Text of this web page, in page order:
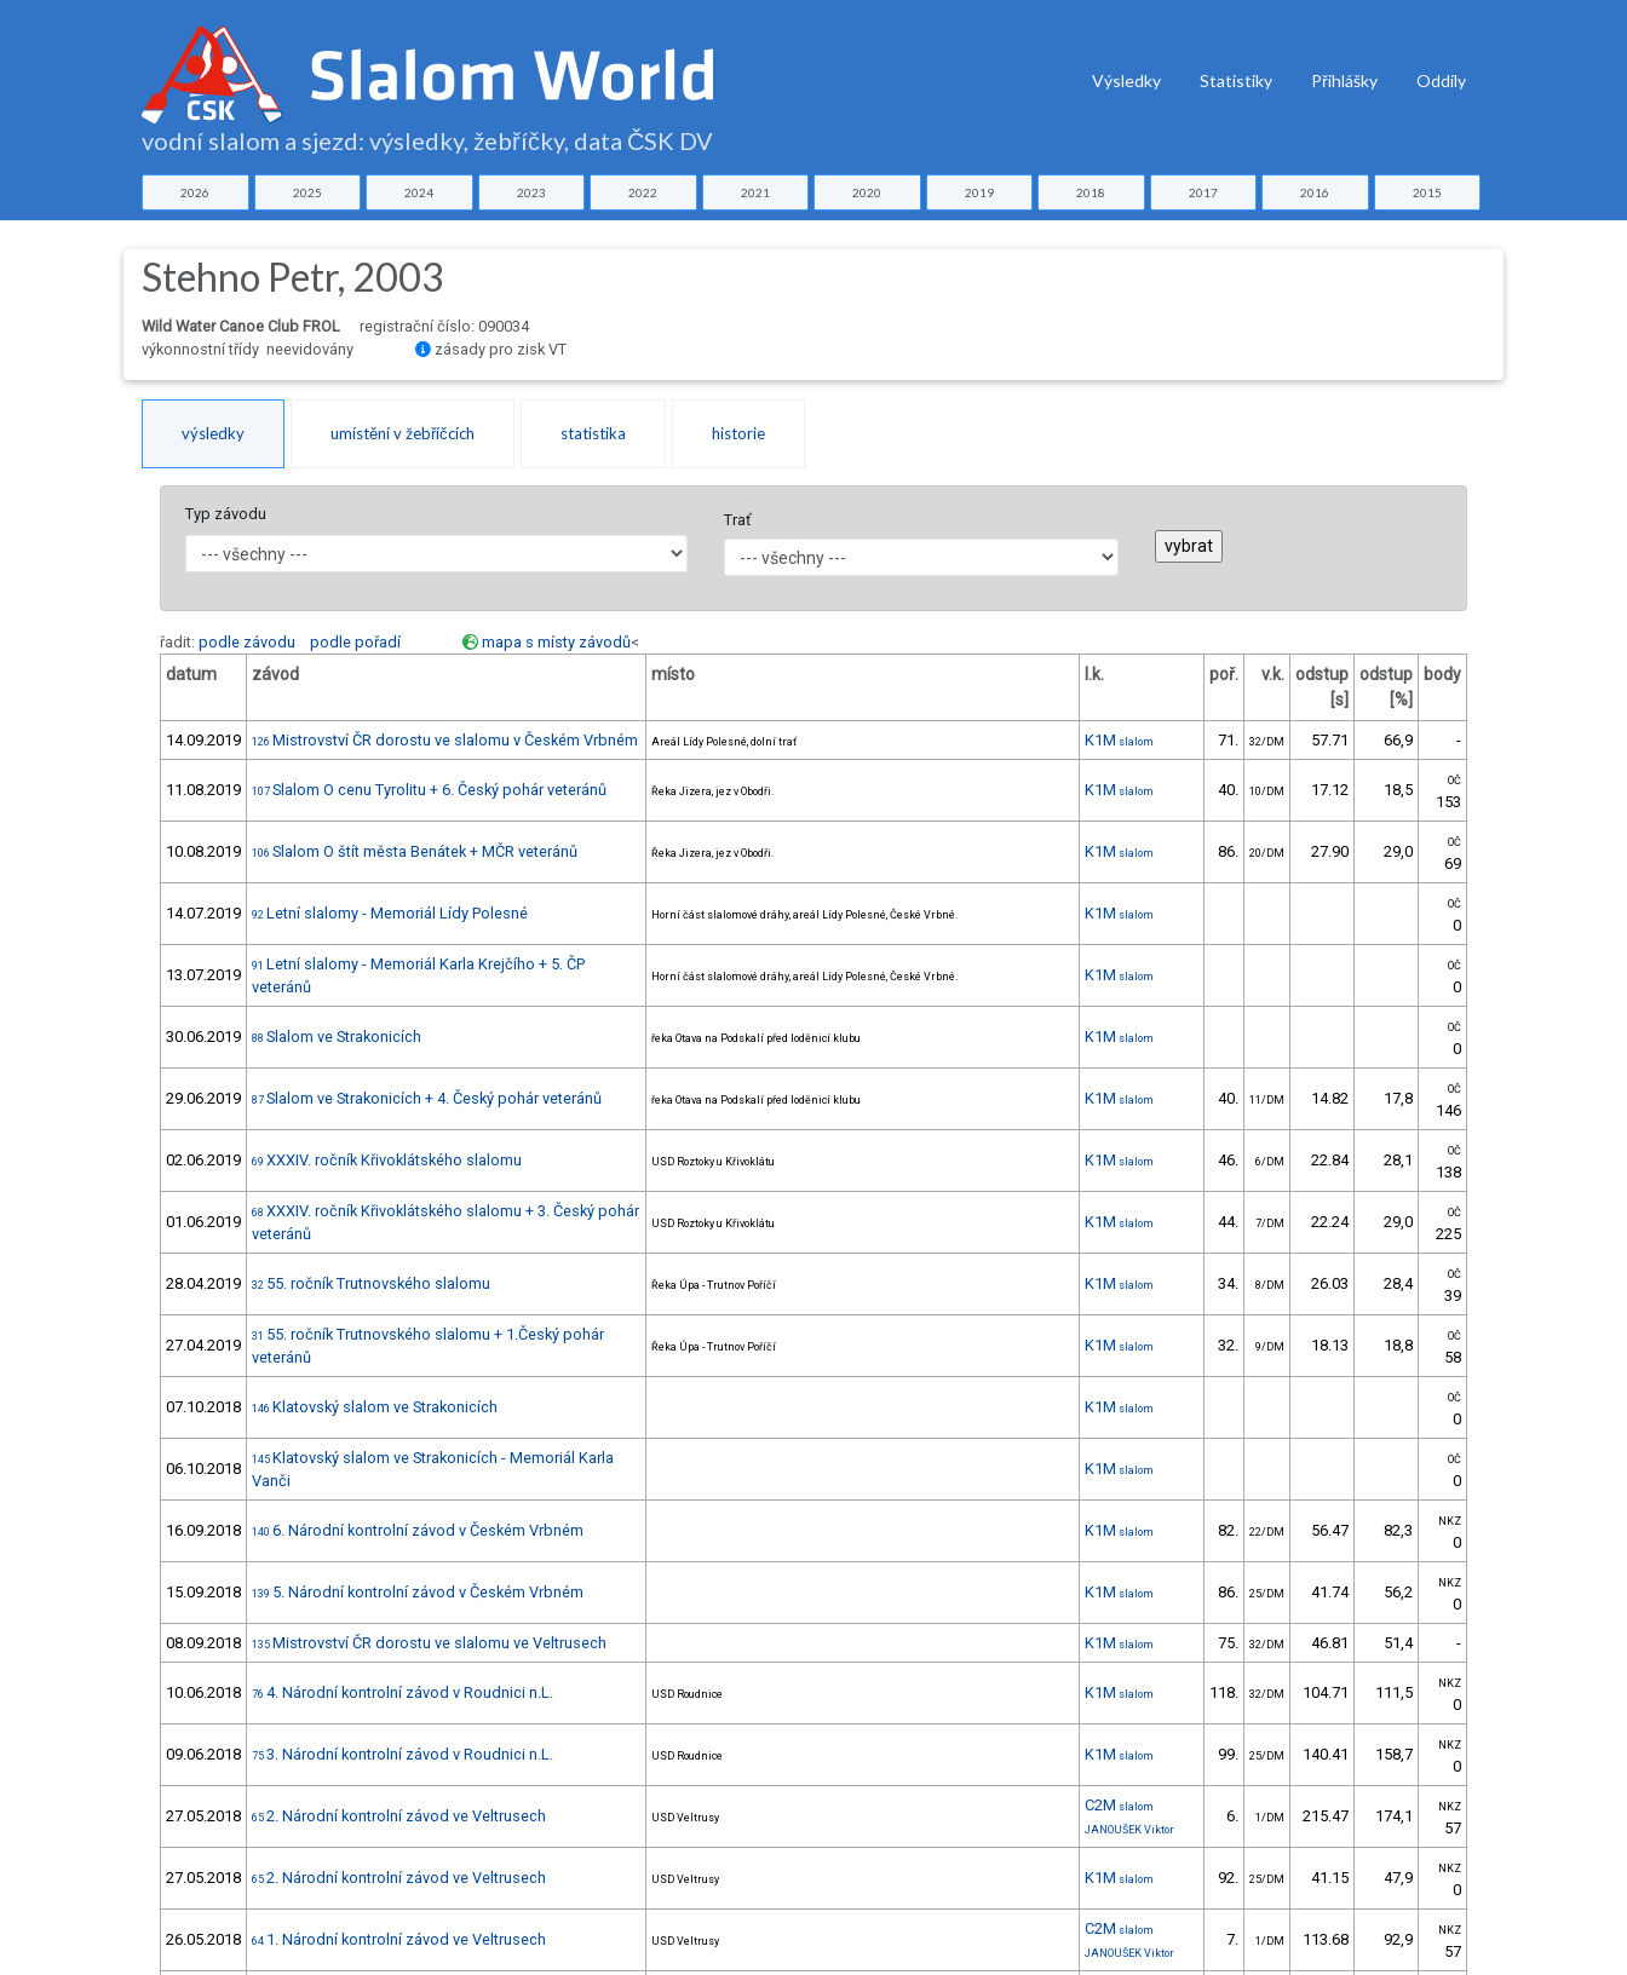
vodní slalom a sjezd: výsledky, žebříčky, data ČSK DV
Výsledky Statistiky Přihlášky Oddíly
2026 2025 2024 2023 2022 2021 2020 2019 2018 2017 2016 2015
Stehno Petr, 2003
Wild Water Canoe Club FROL
registrační číslo: 090034
výkonnostní třídy neevidovány
zásady pro zisk VT
výsledky umístění v žebříčcích statistika historie
Typ závodu Trať
řadit: podle závodu podle pořadí mapa s místy závodů<
datum závod místo l.k. poř. v.k. odstup
[s]
odstup
[%]
body
14.09.2019 126 Mistrovství ČR dorostu ve slalomu v Českém Vrbném Areál Lídy Polesné, dolní trať K1M slalom 71. 32/DM 57.71 66,9 -
11.08.2019 107 Slalom O cenu Tyrolitu + 6. Český pohár veteránů Řeka Jizera, jez v Obodři. K1M slalom 40. 10/DM 17.12 18,5 OČ
153
10.08.2019 106 Slalom O štít města Benátek + MČR veteránů Řeka Jizera, jez v Obodři. K1M slalom 86. 20/DM 27.90 29,0 OČ
69
14.07.2019 92 Letní slalomy - Memoriál Lídy Polesné Horní část slalomové dráhy, areál Lídy Polesné, České Vrbné. K1M slalom
OČ
0
13.07.2019 91 Letní slalomy - Memoriál Karla Krejčího + 5. ČP
veteránů
Horní část slalomové dráhy, areál Lídy Polesné, České Vrbné. K1M slalom
OČ
0
30.06.2019 88 Slalom ve Strakonicích řeka Otava na Podskalí před loděnicí klubu K1M slalom
OČ
0
29.06.2019 87 Slalom ve Strakonicích + 4. Český pohár veteránů řeka Otava na Podskalí před loděnicí klubu K1M slalom 40. 11/DM 14.82 17,8 OČ
146
02.06.2019 69 XXXIV. ročník Křivoklátského slalomu USD Roztoky u Křivoklátu K1M slalom 46. 6/DM 22.84 28,1 OČ
138
01.06.2019 68 XXXIV. ročník Křivoklátského slalomu + 3. Český pohár
veteránů
USD Roztoky u Křivoklátu K1M slalom 44. 7/DM 22.24 29,0 OČ
225
28.04.2019 32 55. ročník Trutnovského slalomu Řeka Úpa - Trutnov Poříčí K1M slalom 34. 8/DM 26.03 28,4 OČ
39
27.04.2019 31 55. ročník Trutnovského slalomu + 1.Český pohár
veteránů
Řeka Úpa - Trutnov Poříčí K1M slalom 32. 9/DM 18.13 18,8 OČ
58
07.10.2018 146 Klatovský slalom ve Strakonicích K1M slalom
OČ
0
06.10.2018 145 Klatovský slalom ve Strakonicích - Memoriál Karla
Vanči
K1M slalom
OČ
0
16.09.2018 140 6. Národní kontrolní závod v Českém Vrbném K1M slalom 82. 22/DM 56.47 82,3 NKZ
0
15.09.2018 139 5. Národní kontrolní závod v Českém Vrbném K1M slalom 86. 25/DM 41.74 56,2 NKZ
0
08.09.2018 135 Mistrovství ČR dorostu ve slalomu ve Veltrusech K1M slalom 75. 32/DM 46.81 51,4 -
10.06.2018 76 4. Národní kontrolní závod v Roudnici n.L. USD Roudnice K1M slalom 118. 32/DM 104.71 111,5 NKZ
0
09.06.2018 75 3. Národní kontrolní závod v Roudnici n.L. USD Roudnice K1M slalom 99. 25/DM 140.41 158,7 NKZ
0
27.05.2018 65 2. Národní kontrolní závod ve Veltrusech USD Veltrusy
C2M slalom
JANOUŠEK Viktor
6. 1/DM 215.47 174,1 NKZ
57
27.05.2018 65 2. Národní kontrolní závod ve Veltrusech USD Veltrusy K1M slalom 92. 25/DM 41.15 47,9 NKZ
0
26.05.2018 64 1. Národní kontrolní závod ve Veltrusech USD Veltrusy
C2M slalom
JANOUŠEK Viktor
7. 1/DM 113.68 92,9 NKZ
57